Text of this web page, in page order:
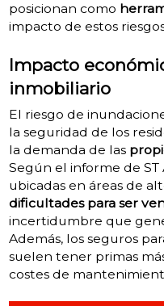
posicionan como
impacto de estos
Impacto
inmobiliario
El riesgo de
la seguridad de los
la demanda de las
Según el informe de ST
ubicadas en áreas de
dificultades para ser
incertidumbre que
Además, los seguros
suelen tener primas
costes de